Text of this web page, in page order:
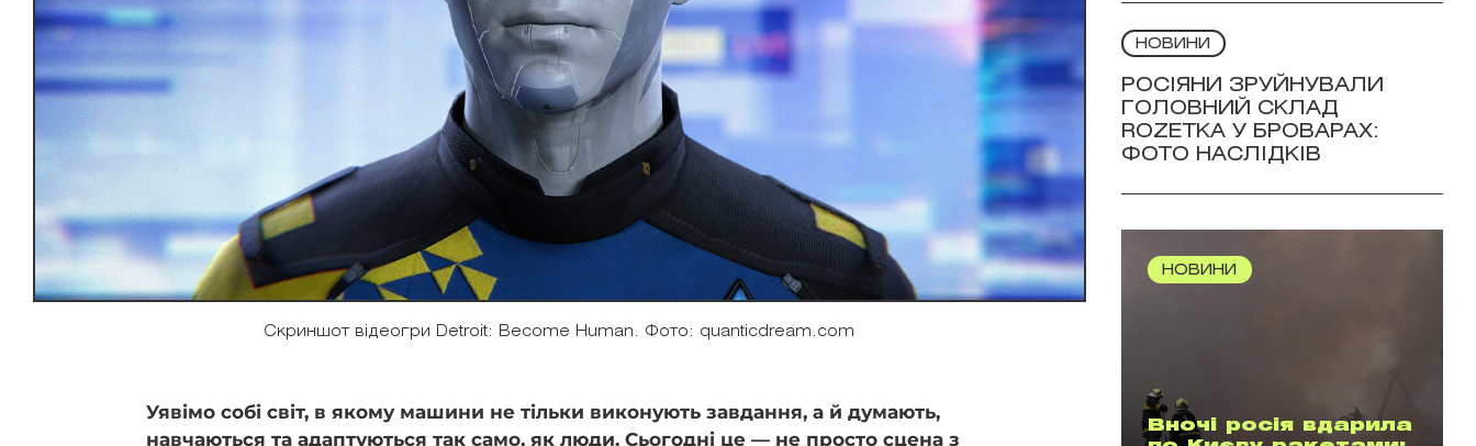
Скриншот відеогри Detroit: Become Human. Фото: quanticdream.com
Уявімо собі світ, в якому машини не тільки виконують завдання, а й думають,
навчаються та адаптуються так само, як люди. Сьогодні це — не просто сцена з
НОВИНИ
РОСІЯНИ ЗРУЙНУВАЛИ
ГОЛОВНИЙ СКЛАД
ROZETKA У БРОВАРАХ:
ФОТО НАСЛІДКІВ
НОВИНИ
Вночі росія вдарила